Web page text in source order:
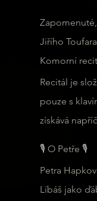
Jiřího
Komorní
Recitál je
pouze s
získává
🎙️ O Petře 🎙️
Petra
Líbáš jako